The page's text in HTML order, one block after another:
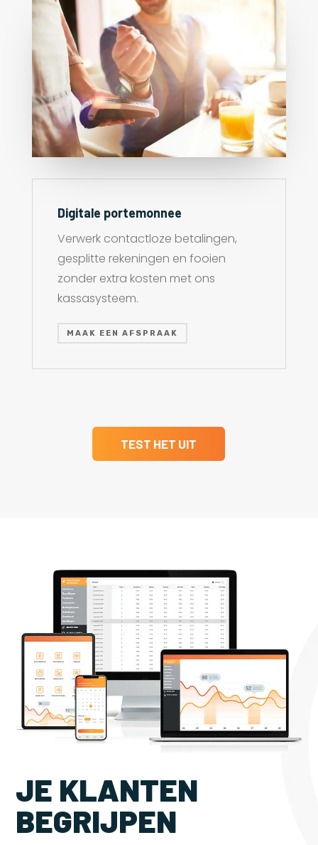
Digitale portemonnee
Verwerk contactloze betalingen,
gesplitte rekeningen en fooien
zonder extra kosten met ons
kassasysteem.
MAAK EEN AFSPRAAK
TEST HET UIT
JE KLANTEN
BEGRIJPEN